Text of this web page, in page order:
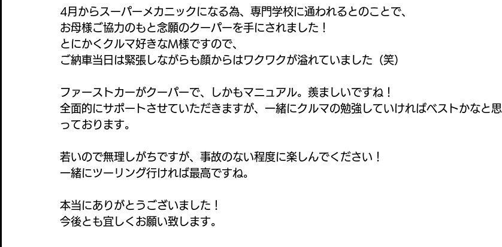
4月からスーパーメカニックになる為、専門学校に通われるとのことで、
お母様ご協力のもと念願のクーパーを手にされました！
とにかくクルマ好きなM様ですので、
ご納車当日は緊張しながらも顔からはワクワクが溢れていました（笑）
ファーストカーがクーパーで、しかもマニュアル。羨ましいですね！
全面的にサポートさせていただきますが、一緒にクルマの勉強していければベストかなと思
っております。
若いので無理しがちですが、事故のない程度に楽しんでください！
一緒にツーリング行ければ最高ですね。
本当にありがとうございました！
今後とも宜しくお願い致します。